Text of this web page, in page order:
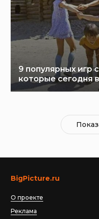
9 популярных игр
которые сегодня
BigPicture.ru
О проекте
Реклама